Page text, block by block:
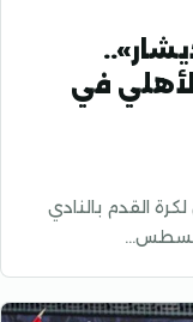
في
القدم بالنادي